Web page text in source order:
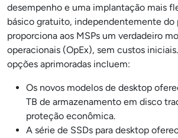
desempenho e uma implantação mais
básico gratuito, independentemente do
proporciona aos MSPs um verdadeiro
operacionais (OpEx), sem custos
opções aprimoradas incluem:
Os novos modelos de desktop
TB de armazenamento em disco
proteção econômica.
A série de SSDs para desktop